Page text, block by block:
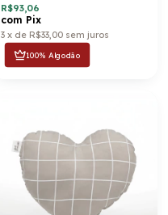
R$93,06
com Pix
3 x de R$33,00 sem juros
100% Algodão